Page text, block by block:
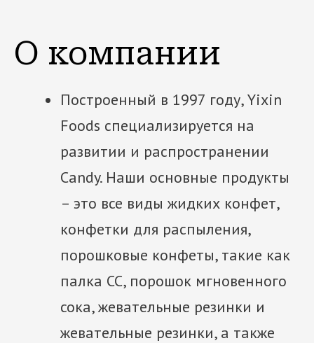
О компании
Построенный в 1997 году, Yixin
Foods специализируется на
развитии и распространении
Candy. Наши основные продукты
– это все виды жидких конфет,
конфетки для распыления,
порошковые конфеты, такие как
палка CC, порошок мгновенного
сока, жевательные резинки и
жевательные резинки, а также